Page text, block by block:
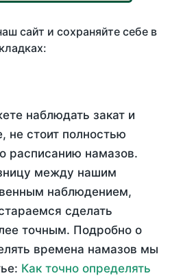
сайт и сохраняйте себе в
наблюдать закат и
не стоит полностью
расписанию намазов.
между нашим
наблюдением,
сделать
точным. Подробно о
времена намазов мы
Как точно определять